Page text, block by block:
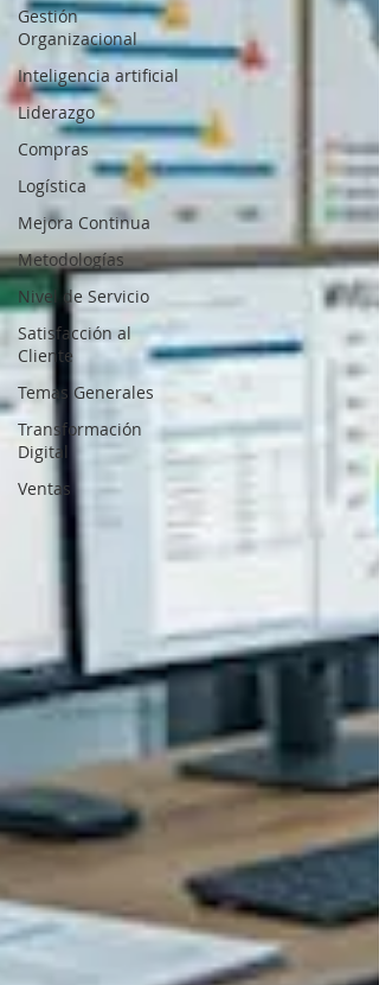
Gestión
Organizacional
Inteligencia artificial
Liderazgo
Compras
Logística
Mejora Continua
Metodologías
Nivel de Servicio
Satisfacción al
Cliente
Temas Generales
Transformación
Digital
Ventas